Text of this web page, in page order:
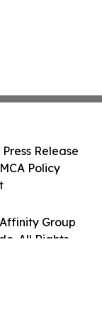
Group
All Rights
Release
Policy